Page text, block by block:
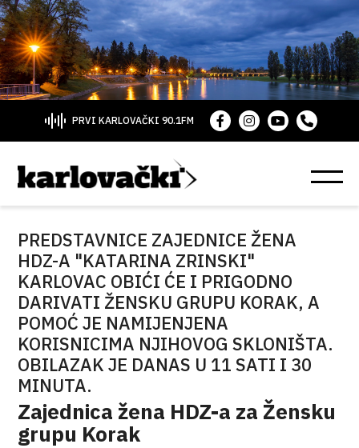
PRVI KARLOVAČKI 90.1FM
PREDSTAVNICE ZAJEDNICE ŽENA
HDZ-A "KATARINA ZRINSKI"
KARLOVAC OBIĆI ĆE I PRIGODNO
DARIVATI ŽENSKU GRUPU KORAK, A
POMOĆ JE NAMIJENJENA
KORISNICIMA NJIHOVOG SKLONIŠTA.
OBILAZAK JE DANAS U 11 SATI I 30
MINUTA.
Zajednica žena HDZ-a za Žensku
grupu Korak